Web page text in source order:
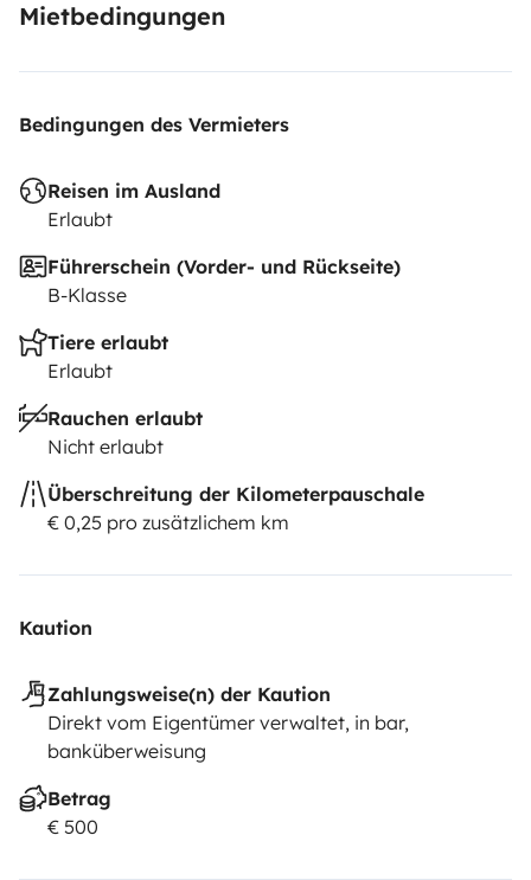
Mietbedingungen
Bedingungen des Vermieters
Reisen im Ausland
Erlaubt
Führerschein (Vorder- und Rückseite)
B-Klasse
Tiere erlaubt
Erlaubt
Rauchen erlaubt
Nicht erlaubt
Überschreitung der Kilometerpauschale
€ 0,25 pro zusätzlichem km
Kaution
Zahlungsweise(n) der Kaution
Direkt vom Eigentümer verwaltet, in bar,
banküberweisung
Betrag
€ 500